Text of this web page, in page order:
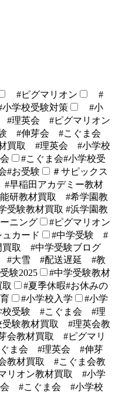
#ピグマリオン
#
学校受験対策
#小
#理英会 #ピグマリオン
#伸芽会 #こぐま会
買取 #理英会 #小学校
#こぐま会#小学校受
#お受験
＃サピックス
早稲田アカデミー教材
研教材買取 #希学園教
験教材買取 #浜学園教
ニング
#ピグマリオン
カード
#中学受験 #
買取 #中学受験ブログ
#大雪 #配送遅延 #教
験2025
#中学受験教材
#夏季休暇#お休みの
#小学校入学
#小学
校受験 #こぐま会 #理
験教材買取 #理英会教
会教材買取 #ピグマリ
ま会 #理英会 #伸芽
教材買取 #こぐま会教
リオン教材買取 #小学
#こぐま会 #小学校